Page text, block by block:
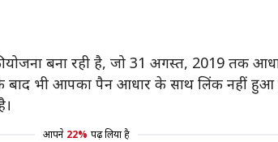
बना रही है, जो 31 अगस्त, 2019 तक
भी आपका पैन आधार के साथ लिंक नहीं हुआ
आपने 22% पढ़ लिया है